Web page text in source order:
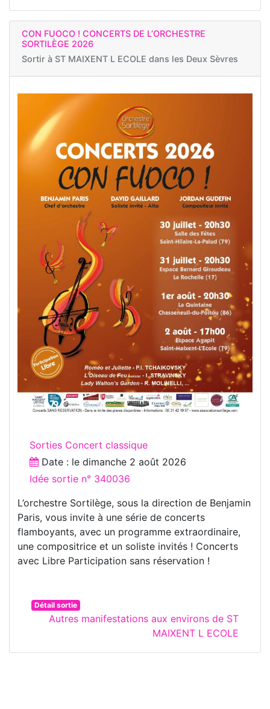
CON FUOCO ! CONCERTS DE L’ORCHESTRE
SORTILÈGE 2026
Sortir à ST MAIXENT L ECOLE dans les Deux Sèvres
Sorties Concert classique
Date : le dimanche 2 août 2026
Idée sortie n° 340036
L’orchestre Sortilège, sous la direction de Benjamin
Paris, vous invite à une série de concerts
flamboyants, avec un programme extraordinaire,
une compositrice et un soliste invités ! Concerts
avec Libre Participation sans réservation !
Détail sortie
Autres manifestations aux environs de ST
MAIXENT L ECOLE